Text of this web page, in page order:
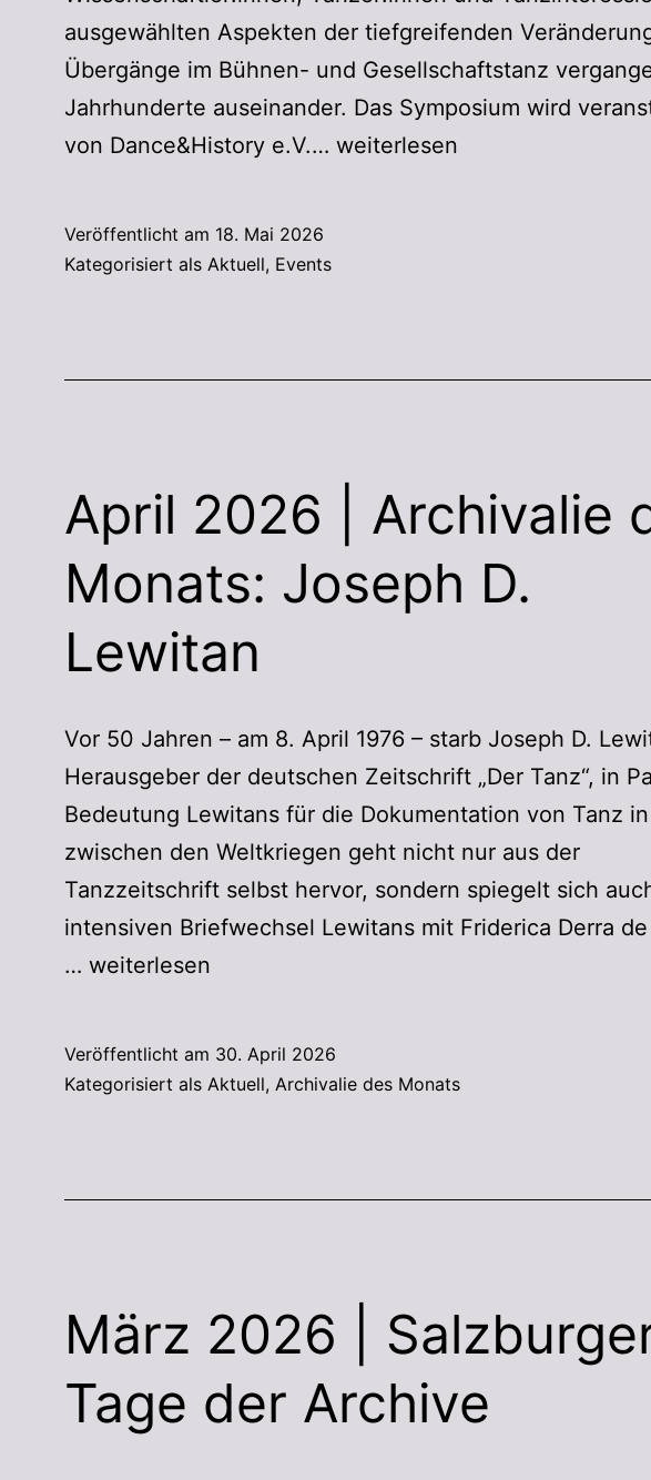
ausgewählten Aspekten der tiefgreifenden
Übergänge im Bühnen- und Gesellschaftstanz
Jahrhunderte auseinander. Das Symposium wird
von Dance&History e.V.… weiterlesen
Veröffentlicht am 18. Mai 2026
Kategorisiert als Aktuell, Events
April 2026 | Archivalie
Monats: Joseph D.
Lewitan
Vor 50 Jahren – am 8. April 1976 – starb Joseph D.
Herausgeber der deutschen Zeitschrift „Der Tanz“, in
Bedeutung Lewitans für die Dokumentation von Tanz
zwischen den Weltkriegen geht nicht nur aus der
Tanzzeitschrift selbst hervor, sondern spiegelt sich
intensiven Briefwechsel Lewitans mit Friderica Derra
… weiterlesen
Veröffentlicht am 30. April 2026
Kategorisiert als Aktuell, Archivalie des Monats
März 2026 |
Tage der Archive